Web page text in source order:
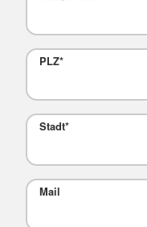
PLZ*
Stadt*
Mail